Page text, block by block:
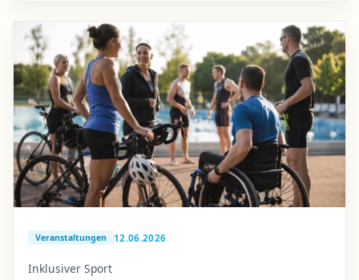
Veranstaltungen 12.06.2026
Inklusiver Sport